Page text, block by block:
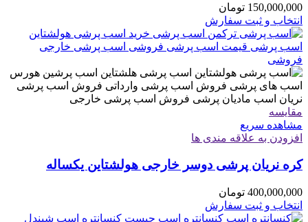
150,000,000 تومان
انتخاب و ثبت سفارش
مقایسه
مشاهده سریع
افزودن به علاقه مندی ها
کره نریان پرشی دوسر خارجی هولشتاین یکساله
400,000,000 تومان
انتخاب و ثبت سفارش